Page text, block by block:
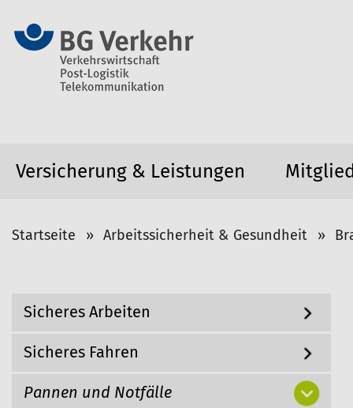
Versicherung & Leistungen
S
Startseite Arbeitssicherheit & Gesundheit
Sicheres Arbeiten
Sicheres Fahren
Pannen und Notfälle